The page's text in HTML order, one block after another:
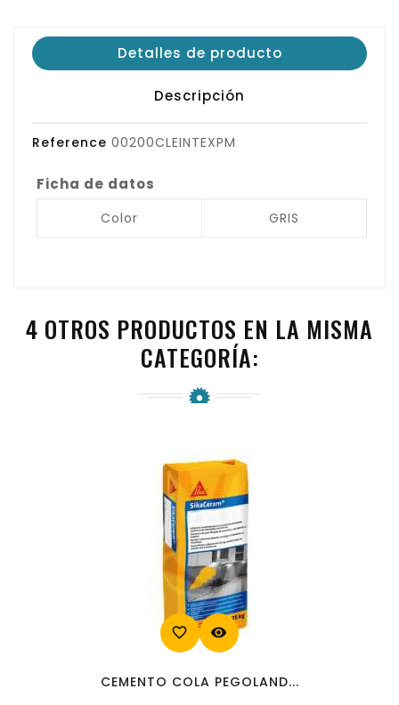
Detalles de producto
Descripción
Reference 00200CLEINTEXPM
Ficha de datos
Color GRIS
4 OTROS PRODUCTOS EN LA MISMA
CATEGORÍA:
favorite_border visibility
CEMENTO COLA PEGOLAND...